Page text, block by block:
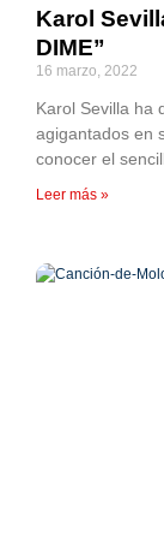
Karol
DIME”
16 marzo, 2022
Karol Sevilla ha
agigantados en
conocer el
Leer más »